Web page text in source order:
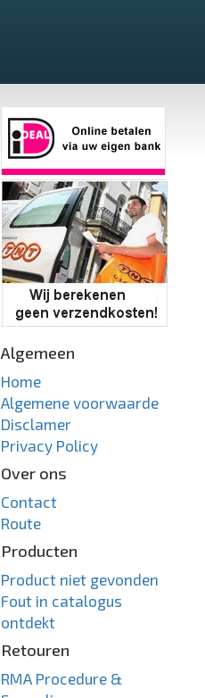
Algemeen
Home
Algemene voorwaarde
Disclamer
Privacy Policy
Over ons
Contact
Route
Producten
Product niet gevonden
Fout in catalogus
ontdekt
Retouren
RMA Procedure &